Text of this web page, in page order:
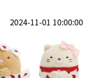
2024-11-01 10:00:00